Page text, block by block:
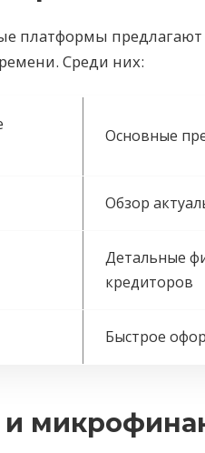
платформы
Среди них:
Основные
Обзор
Детальные
кредиторов
Быстрое
и